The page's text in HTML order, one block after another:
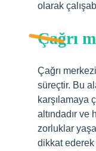
olarak
Çağrı
Çağrı
süreçtir. Bu
karşılamaya
altındadır
zorluklar
dikkat ederek